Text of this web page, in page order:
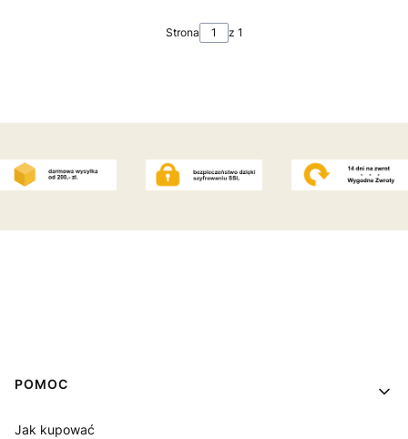
Strona z 1
Linki w stopce
POMOC
Jak kupować